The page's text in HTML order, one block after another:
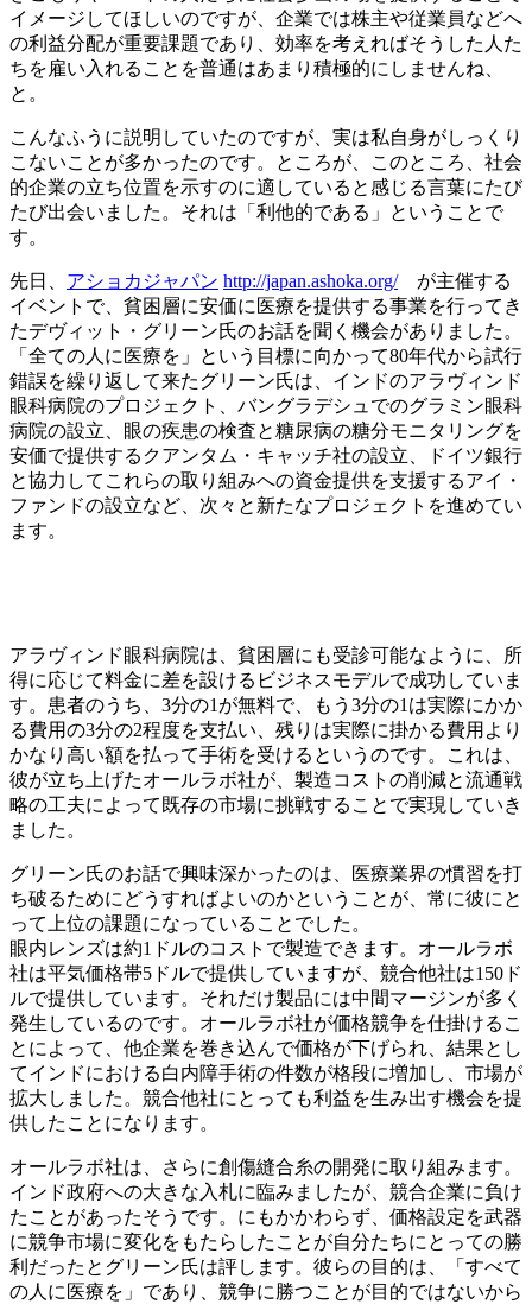
イメージしてほしいのですが、企業では株主や従業員などへ
の利益分配が重要課題であり、効率を考えればそうした人た
ちを雇い入れることを普通はあまり積極的にしませんね、
と。
こんなふうに説明していたのですが、実は私自身がしっくり
こないことが多かったのです。ところが、このところ、社会
的企業の立ち位置を示すのに適していると感じる言葉にたび
たび出会いました。それは「利他的である」ということで
す。
先日、 アショカジャパン http://japan.ashoka.org/が主催する
イベントで、貧困層に安価に医療を提供する事業を行ってき
たデヴィット・グリーン氏のお話を聞く機会がありました。
「全ての人に医療を」という目標に向かって80年代から試行
錯誤を繰り返して来たグリーン氏は、インドのアラヴィンド
眼科病院のプロジェクト、バングラデシュでのグラミン眼科
病院の設立、眼の疾患の検査と糖尿病の糖分モニタリングを
安価で提供するクアンタム・キャッチ社の設立、ドイツ銀行
と協力してこれらの取り組みへの資金提供を支援するアイ・
ファンドの設立など、次々と新たなプロジェクトを進めてい
ます。
アラヴィンド眼科病院は、貧困層にも受診可能なように、所
得に応じて料金に差を設けるビジネスモデルで成功していま
す。患者のうち、3分の1が無料で、もう3分の1は実際にかか
る費用の3分の2程度を支払い、残りは実際に掛かる費用より
かなり高い額を払って手術を受けるというのです。これは、
彼が立ち上げたオールラボ社が、製造コストの削減と流通戦
略の工夫によって既存の市場に挑戦することで実現していき
ました。
グリーン氏のお話で興味深かったのは、医療業界の慣習を打
ち破るためにどうすればよいのかということが、常に彼にと
って上位の課題になっていることでした。
眼内レンズは約1ドルのコストで製造できます。オールラボ
社は平気価格帯5ドルで提供していますが、競合他社は150ド
ルで提供しています。それだけ製品には中間マージンが多く
発生しているのです。オールラボ社が価格競争を仕掛けるこ
とによって、他企業を巻き込んで価格が下げられ、結果とし
てインドにおける白内障手術の件数が格段に増加し、市場が
拡大しました。競合他社にとっても利益を生み出す機会を提
供したことになります。
オールラボ社は、さらに創傷縫合糸の開発に取り組みます。
インド政府への大きな入札に臨みましたが、競合企業に負け
たことがあったそうです。にもかかわらず、価格設定を武器
に競争市場に変化をもたらしたことが自分たちにとっての勝
利だったとグリーン氏は評します。彼らの目的は、「すべて
の人に医療を」であり、競争に勝つことが目的ではないから